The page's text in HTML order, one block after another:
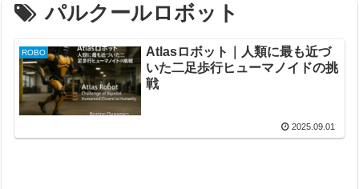
パルクールロボット
ROBO
Atlasロボット｜人類に最も近づ
いた二足歩行ヒューマノイドの挑
戦
2025.09.01